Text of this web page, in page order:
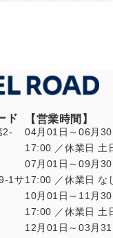
ド
2-
1サ
【営業時間】
04月01日～06月
17:00 ／休業日 土
07月01日～09月
17:00 ／休業日 な
10月01日～11月
17:00 ／休業日 土
12月01日～03月